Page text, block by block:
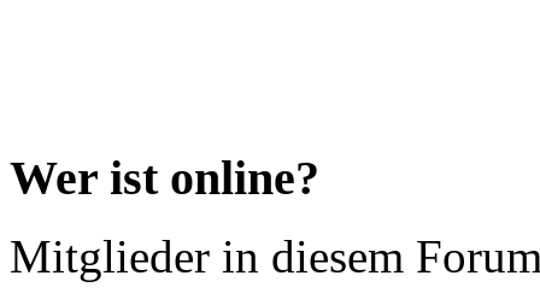
Wer ist online?
Mitglieder in diesem